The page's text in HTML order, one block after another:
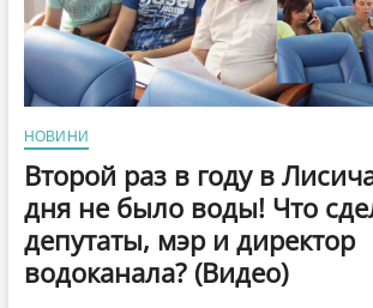
НОВИНИ
Второй раз в году в
дня не было воды! Что
депутаты, мэр и директор
водоканала? (Видео)